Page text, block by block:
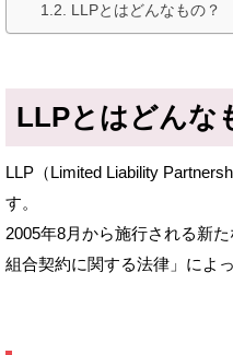
LLPとはどんなもの？
LLPとはどんな
LLP（Limited Liability
す。
2005年8月から施行される新
組合契約に関する法律」によ